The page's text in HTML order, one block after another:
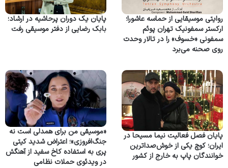
روایتی موسیقایی از حماسه عاشورا؛
ارکستر سمفونیک تهران پوئم
سمفونی «خسوف» را در تالار وحدت
روی صحنه می‌برد
پایان یک دوران پرحاشیه در ارشاد؛
بابک رضایی از دفتر موسیقی رفت
پایان فصل فعالیت نیما مسیحا در
ایران؛ کوچ یکی از خوش‌صداترین
خوانندگان پاپ به خارج از کشور
«موسیقی من برای همدلی است نه
جنگ‌افروزی»؛ اعتراض شدید کیتی
پری به استفاده کاخ سفید از آهنگش
در ویدئوی حملات نظامی